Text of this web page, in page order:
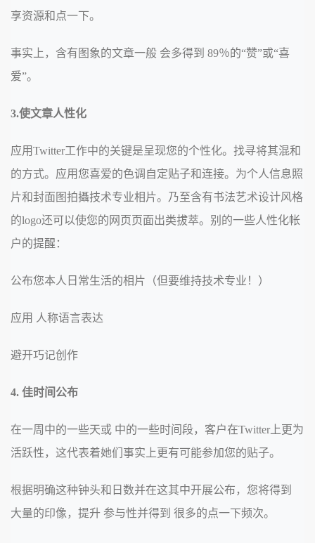
享资源和点一下。
事实上，含有图象的文章一般 会多得到 89％的“赞”或“喜
爱”。
3.使文章人性化
应用Twitter工作中的关键是呈现您的个性化。找寻将其混和
的方式。应用您喜爱的色调自定贴子和连接。为个人信息照
片和封面图拍攝技术专业相片。乃至含有书法艺术设计风格
的logo还可以使您的网页页面出类拔萃。别的一些人性化帐
户的提醒：
公布您本人日常生活的相片（但要维持技术专业！）
应用 人称语言表达
避开巧记创作
4. 佳时间公布
在一周中的一些天或 中的一些时间段，客户在Twitter上更为
活跃性，这代表着她们事实上更有可能参加您的贴子。
根据明确这种钟头和日数并在这其中开展公布，您将得到
大量的印像，提升 参与性并得到 很多的点一下频次。